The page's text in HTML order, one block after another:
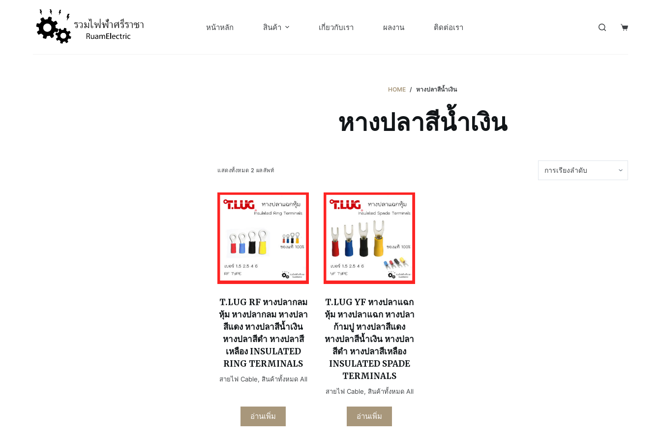
หน้าหลัก สินค้า เกี่ยวกับเรา ผลงาน ติดต่อเรา
HOME / หางปลาสีน้ำเงิน
หางปลาสีน้ำเงิน
แสดงทั้งหมด 2 ผลลัพท์
T.LUG RF หางปลากลม
หุ้ม หางปลากลม หางปลา
สีแดง หางปลาสีน้ำเงิน
หางปลาสีดำ หางปลาสี
เหลือง INSULATED
RING TERMINALS
สายไฟ Cable, สินค้าทั้งหมด All
อ่านเพิ่ม
T.LUG YF หางปลาแฉก
หุ้ม หางปลาแฉก หางปลา
ก้ามปู หางปลาสีแดง
หางปลาสีน้ำเงิน หางปลา
สีดำ หางปลาสีเหลือง
INSULATED SPADE
TERMINALS
สายไฟ Cable, สินค้าทั้งหมด All
อ่านเพิ่ม